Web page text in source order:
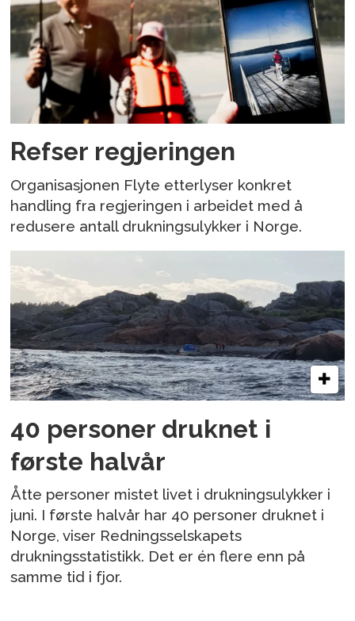
Refser regjeringen
Organisasjonen Flyte etterlyser konkret
handling fra regjeringen i arbeidet med å
redusere antall drukningsulykker i Norge.
40 personer druknet i
første halvår
Åtte personer mistet livet i drukningsulykker i
juni. I første halvår har 40 personer druknet i
Norge, viser Redningsselskapets
drukningsstatistikk. Det er én flere enn på
samme tid i fjor.